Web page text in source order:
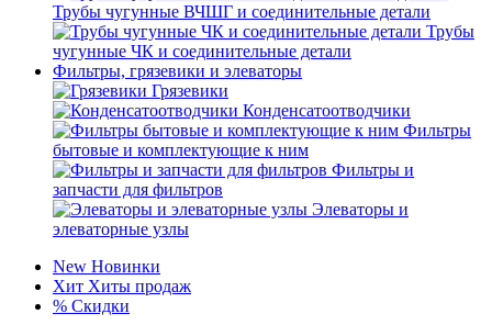
Трубы чугунные ВЧШГ и соединительные детали
Трубы
чугунные ЧК и соединительные детали
Фильтры, грязевики и элеваторы
Грязевики
Конденсатоотводчики
Фильтры
бытовые и комплектующие к ним
Фильтры и
запчасти для фильтров
Элеваторы и
элеваторные узлы
New Новинки
Хит Хиты продаж
% Скидки